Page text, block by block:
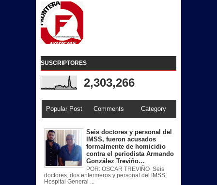
SUSCRIPTORES
2,303,266
Popular Post Comments Category
Seis doctores y personal del
IMSS, fueron acusados
formalmente de homicidio
contra el periodista Armando
González Treviño…
POR: OSCAR TREVIÑO Seis
doctores, dos enfermeros y personal del IMSS,
Hospital General ...